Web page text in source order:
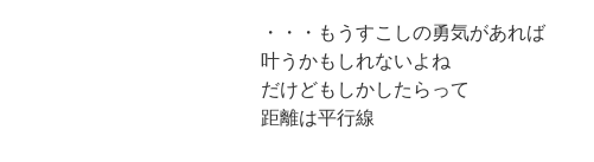
・・・もうすこしの勇気があれば
叶うかもしれないよね
だけどもしかしたらって
距離は平行線